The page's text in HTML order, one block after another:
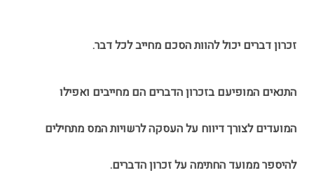
זכרון דברים יכול להוות הסכם מחייב לכל דבר.
התנאים המופיעם בזכרון הדברים הם מחייבים ואפילו
המועדים לצורך דיווח על העסקה לרשויות המס מתחילים
להיספר ממועד החתימה על זכרון הדברים.